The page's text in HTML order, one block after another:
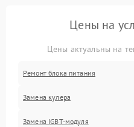
Цены на
Цены актуальны на
Ремонт блока питания
Замена кулера
Замена IGBT-модуля